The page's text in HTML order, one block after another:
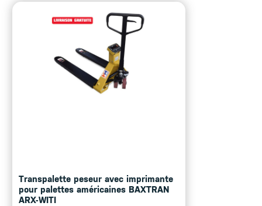
Transpalette peseur avec imprimante
pour palettes américaines BAXTRAN
ARX-WITI